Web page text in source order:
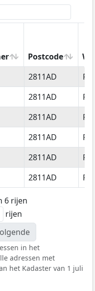
Postcode
Postcode
2811AD
2811AD
2811AD
2811AD
2811AD
2811AD
6 rijen
rijen
in het
adressen met
het Kadaster van 1 juli